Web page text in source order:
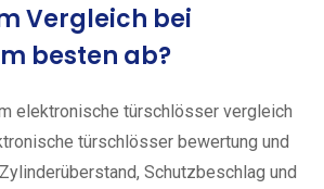
Vergleich bei
besten ab?
elektronische türschlösser vergleich
türschlösser bewertung und
Schutzbeschlag und